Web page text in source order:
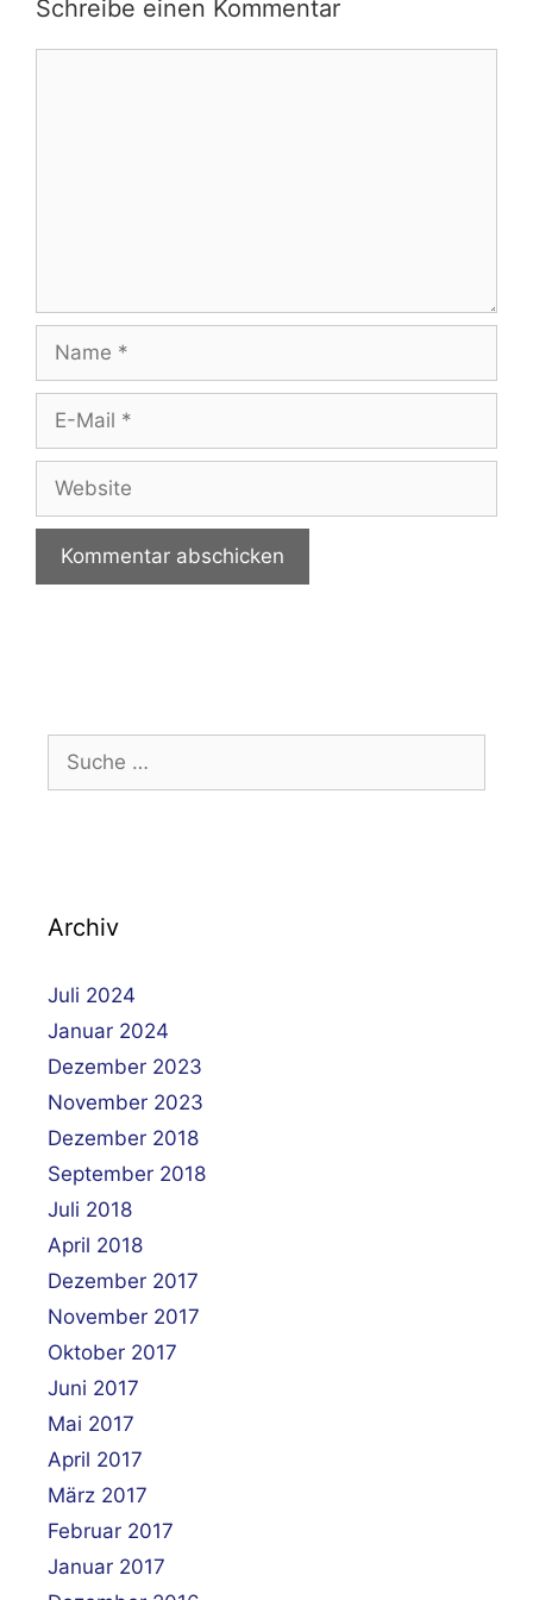
Schreibe einen Kommentar
Name
Website
nach:
Archiv
Juli 2024
Januar 2024
Dezember 2023
November 2023
Dezember 2018
September 2018
Juli 2018
April 2018
Dezember 2017
November 2017
Oktober 2017
Juni 2017
Mai 2017
April 2017
März 2017
Februar 2017
Januar 2017